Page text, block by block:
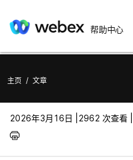
帮助中心
主页 / 文章
2026年3月16日 | 2962 次查看 |